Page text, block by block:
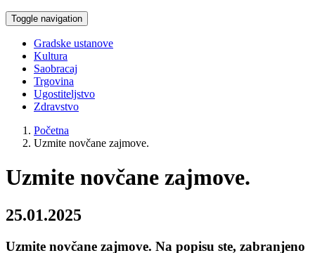
Toggle navigation
Gradske ustanove
Kultura
Saobracaj
Trgovina
Ugostiteljstvo
Zdravstvo
Početna
Uzmite novčane zajmove.
Uzmite novčane zajmove.
25.01.2025
Uzmite novčane zajmove. Na popisu ste, zabranjeno